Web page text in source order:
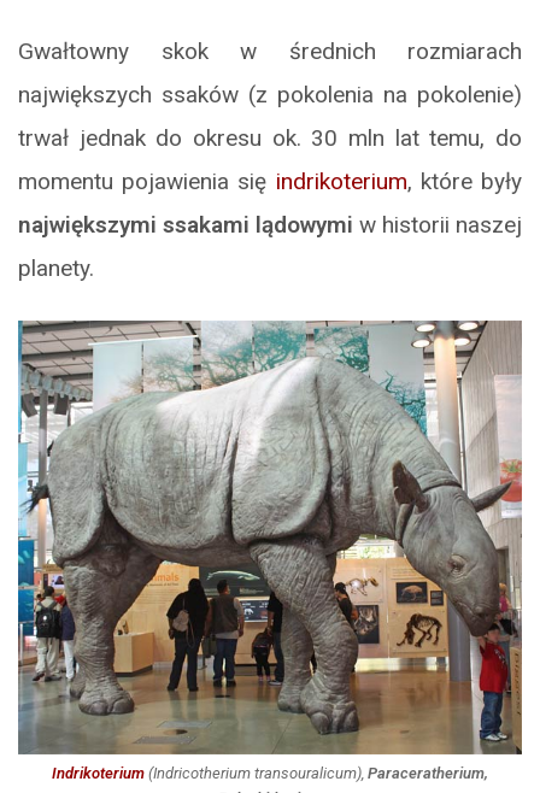
Gwałtowny skok w średnich rozmiarach
największych ssaków (z pokolenia na pokolenie)
trwał jednak do okresu ok. 30 mln lat temu, do
momentu pojawienia się indrikoterium, które były
największymi ssakami lądowymi w historii naszej
planety.
Indrikoterium (Indricotherium transouralicum), Paraceratherium,